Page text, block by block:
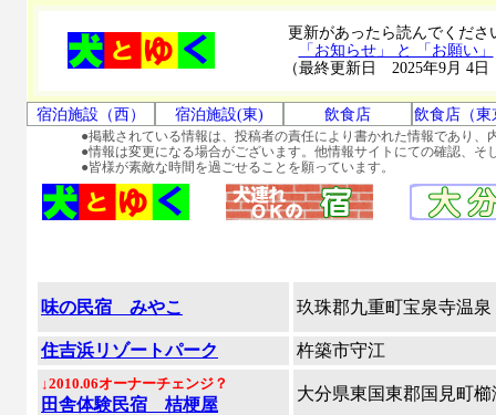
更新があったら読んでくださ
「お知らせ」 と 「お願い」
（最終更新日 2025年9月 4日
宿泊施設（西） 宿泊施設(東) 飲食店 飲食店（東
●掲載されている情報は、投稿者の責任により書かれた情報であり
●情報は変更になる場合がございます。他情報サイトにての確認、
●皆様が素敵な時間を過ごせることを願っています。
味の民宿 みやこ 玖珠郡九重町宝泉寺温泉
住吉浜リゾートパーク 杵築市守江
↓2010.06オーナーチェンジ？
田舎体験民宿 桔梗屋
大分県東国東郡国見町櫛